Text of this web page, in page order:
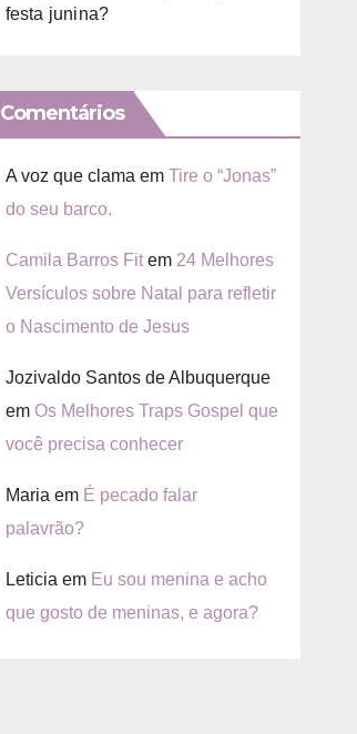
festa junina?
Comentários
A voz que clama em Tire o “Jonas”
do seu barco.
Camila Barros Fitem 24 Melhores
Versículos sobre Natal para refletir
o Nascimento de Jesus
Jozivaldo Santos de Albuquerque
em Os Melhores Traps Gospel que
você precisa conhecer
Maria em É pecado falar
palavrão?
Leticia em Eu sou menina e acho
que gosto de meninas, e agora?